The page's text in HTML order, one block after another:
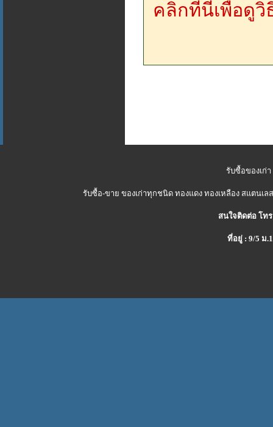
คลิกที่นี่เพื่อดูวิ
รับซื้อของเก่
รับซื้อ-ขาย ของเก่าทุกชนิด ทองแดง ทองเหลือง สแตนเ
สนใจติดต่อ โทร
ที่อยู่ : 9/5 ม